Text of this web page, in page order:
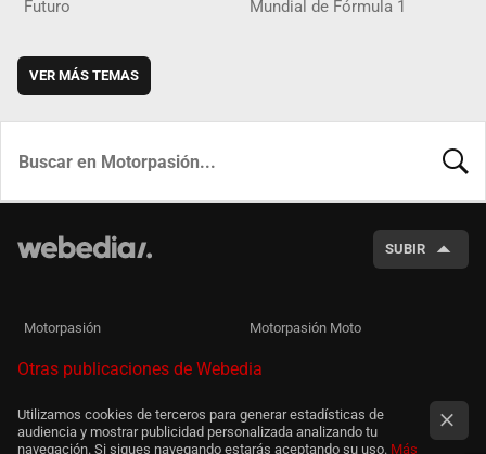
Futuro Mundial de Fórmula 1
VER MÁS TEMAS
SUBIR
Motorpasión Motorpasión Moto
Otras publicaciones de Webedia
Utilizamos cookies de terceros para generar estadísticas de
audiencia y mostrar publicidad personalizada analizando tu
navegación. Si sigues navegando estarás aceptando su uso. Más